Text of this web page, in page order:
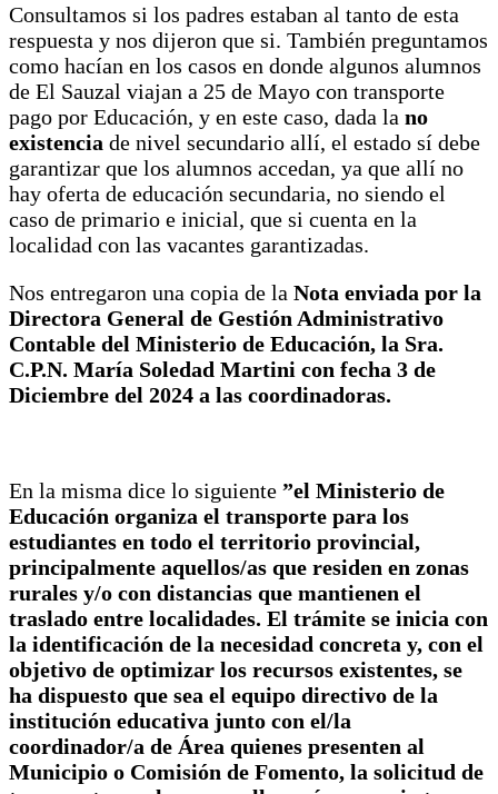
Consultamos si los padres estaban al tanto de esta
respuesta y nos dijeron que si. También preguntamos
como hacían en los casos en donde algunos alumnos
de El Sauzal viajan a 25 de Mayo con transporte
pago por Educación, y en este caso, dada la no
existencia de nivel secundario allí, el estado sí debe
garantizar que los alumnos accedan, ya que allí no
hay oferta de educación secundaria, no siendo el
caso de primario e inicial, que si cuenta en la
localidad con las vacantes garantizadas.
Nos entregaron una copia de la Nota enviada por la
Directora General de Gestión Administrativo
Contable del Ministerio de Educación, la Sra.
C.P.N. María Soledad Martini con fecha 3 de
Diciembre del 2024 a las coordinadoras.
En la misma dice lo siguiente ”el Ministerio de
Educación organiza el transporte para los
estudiantes en todo el territorio provincial,
principalmente aquellos/as que residen en zonas
rurales y/o con distancias que mantienen el
traslado entre localidades. El trámite se inicia con
la identificación de la necesidad concreta y, con el
objetivo de optimizar los recursos existentes, se
ha dispuesto que sea el equipo directivo de la
institución educativa junto con el/la
coordinador/a de Área quienes presenten al
Municipio o Comisión de Fomento, la solicitud de